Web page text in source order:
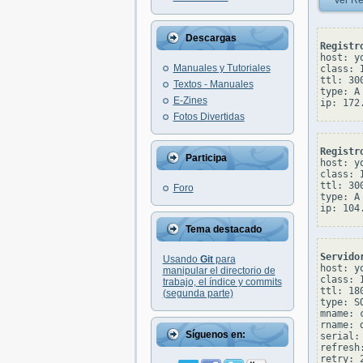
Descargas
Manuales y Tutoriales
Textos - Manuales
E-Zines
Fotos Divertidas
Participa
Foro
Tema destacado
Usando Git para
manipular el directorio de
trabajo, el índice y commits
(segunda parte)
Síguenos en:
host:
class:
ttl:
type: A
host:
class:
ttl:
type: A
host:
class:
ttl:
type:
rname:
serial:
retry: